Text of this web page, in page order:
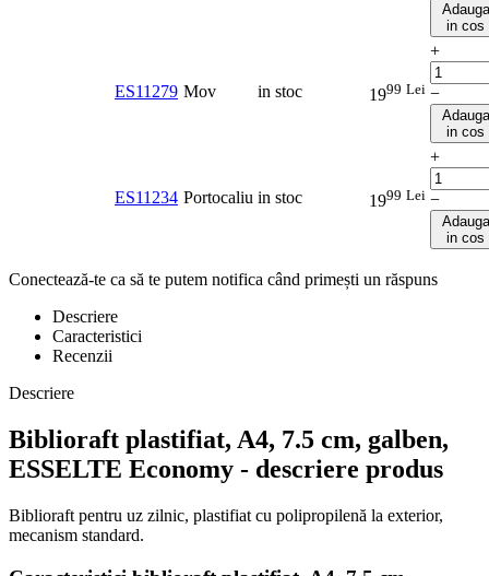
Adauga
in cos
ES11279 Mov in stoc 1999 Lei
+
−
Adauga
in cos
ES11234 Portocaliu in stoc 1999 Lei
+
−
Adauga
in cos
Conectează-te ca să te putem notifica când primești un răspuns
Descriere
Caracteristici
Recenzii
Descriere
Biblioraft plastifiat, A4, 7.5 cm, galben,
ESSELTE Economy - descriere produs
Biblioraft pentru uz zilnic, plastifiat cu polipropilenă la exterior,
mecanism standard.